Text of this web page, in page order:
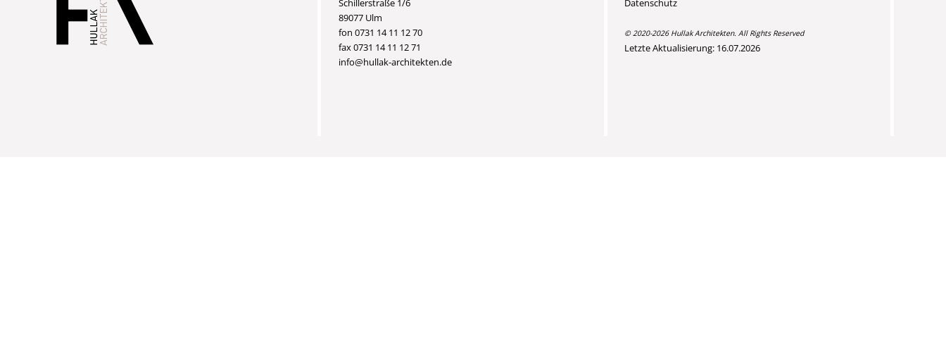
Schillerstraße 1/6
89077 Ulm
fon 0731 14 11 12 70
fax 0731 14 11 12 71
info@hullak-architekten.de
Datenschutz
© 2020-2026 Hullak Architekten. All Rights Reserved
Letzte Aktualisierung: 16.07.2026